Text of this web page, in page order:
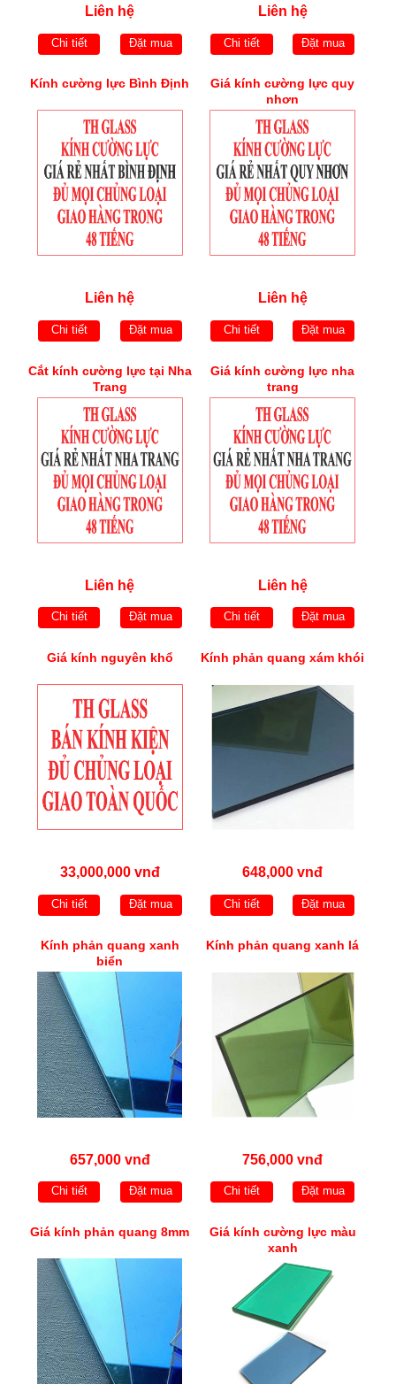
Liên hệ
Chi tiết Đặt mua
Liên hệ
Chi tiết Đặt mua
Kính cường lực Bình Định
Liên hệ
Chi tiết Đặt mua
Giá kính cường lực quy
nhơn
Liên hệ
Chi tiết Đặt mua
Cắt kính cường lực tại Nha
Trang
Liên hệ
Chi tiết Đặt mua
Giá kính cường lực nha
trang
Liên hệ
Chi tiết Đặt mua
Giá kính nguyên khổ
33,000,000 vnđ
Chi tiết Đặt mua
Kính phản quang xám khói
648,000 vnđ
Chi tiết Đặt mua
Kính phản quang xanh
biển
657,000 vnđ
Chi tiết Đặt mua
Kính phản quang xanh lá
756,000 vnđ
Chi tiết Đặt mua
Giá kính phản quang 8mm
Giá kính cường lực màu
xanh